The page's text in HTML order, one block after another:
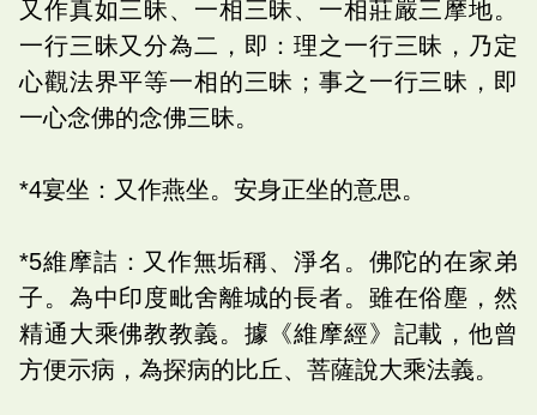
又作真如三昧、一相三昧、一相莊嚴三摩地。
一行三昧又分為二，即：理之一行三昧，乃定
心觀法界平等一相的三昧；事之一行三昧，即
一心念佛的念佛三昧。
*4宴坐：又作燕坐。安身正坐的意思。
*5維摩詰：又作無垢稱、淨名。佛陀的在家弟
子。為中印度毗舍離城的長者。雖在俗塵，然
精通大乘佛教教義。據《維摩經》記載，他曾
方便示病，為探病的比丘、菩薩說大乘法義。